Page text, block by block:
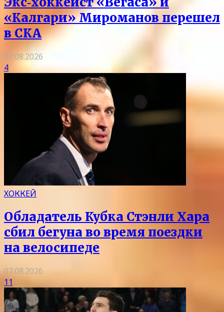
«Калгари» Мироманов перешел
в СКА
07.08.2026
4
ХОККЕЙ
Обладатель Кубка Стэнли Хара
сбил бегуна во время поездки
на велосипеде
07.08.2026
11